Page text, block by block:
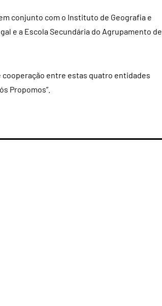
conjunto com o Instituto de Geografia e
e a Escola Secundária do Agrupamento de
cooperação entre estas quatro entidades
Propomos”.